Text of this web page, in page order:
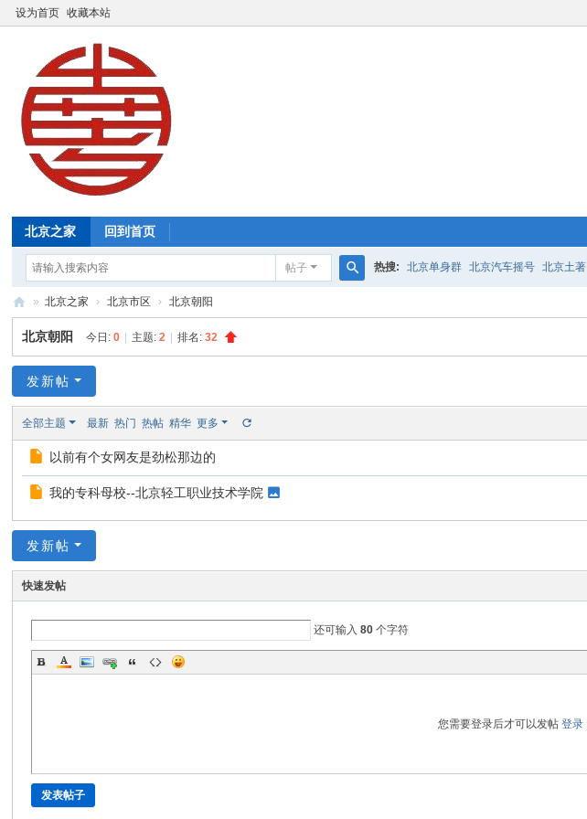
设为首页 收藏本站
北京之家 回到首页
帖子
索
热搜: 北京单身群 北京汽车摇号 北京土著
北
京
家
» 北京之家 › 北京市区 › 北京朝阳
北京朝阳 今日:0 主题:2 排名:32
发新帖
全部主题 最新 热门 热帖 精华 更多
以前有个女网友是劲松那边的
我的专科母校--北京轻工职业技术学院
发新帖
快速发帖
还可输入80 个字符
您需要登录后才可以发帖 登录|
发表帖子